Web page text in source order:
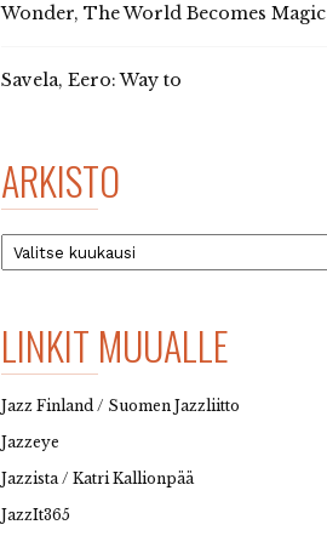
Wonder, The World Becomes Magic
Savela, Eero: Way to
ARKISTO
Arkisto
LINKIT MUUALLE
Jazz Finland / Suomen Jazzliitto
Jazzeye
Jazzista / Katri Kallionpää
JazzIt365